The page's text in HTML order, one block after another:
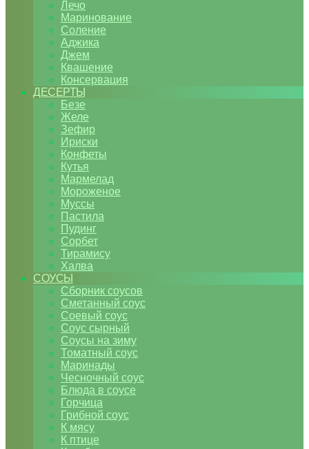
Лечо
Маринование
Соление
Аджика
Джем
Квашение
Консервация
ДЕСЕРТЫ
Безе
Желе
Зефир
Ириски
Конфеты
Кутья
Мармелад
Мороженое
Муссы
Пастила
Пудинг
Сорбет
Тирамису
Халва
СОУСЫ
Сборник соусов
Сметанный соус
Соевый соус
Соус сырный
Соусы на зиму
Томатный соус
Маринады
Чесночный соус
Блюда в соусе
Горчица
Грибной соус
К мясу
К птице